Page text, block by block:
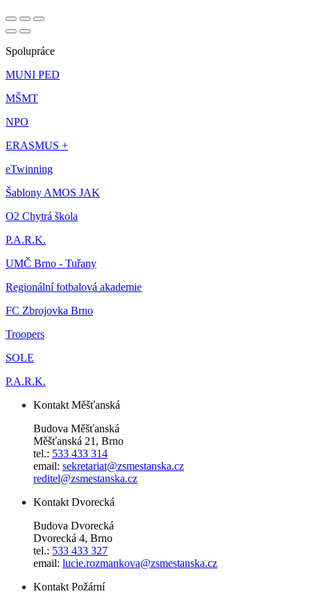
Spolupráce
MUNI PED
MŠMT
NPO
ERASMUS +
eTwinning
Šablony AMOS JAK
O2 Chytrá škola
P.A.R.K.
UMČ Brno - Tuřany
Regionální fotbalová akademie
FC Zbrojovka Brno
Troopers
SOLE
P.A.R.K.
Kontakt Měšťanská
Budova Měšťanská
Měšťanská 21, Brno
tel.: 533 433 314
email: sekretariat@zsmestanska.cz
reditel@zsmestanska.cz
Kontakt Dvorecká
Budova Dvorecká
Dvorecká 4, Brno
tel.: 533 433 327
email: lucie.rozmankova@zsmestanska.cz
Kontakt Požární